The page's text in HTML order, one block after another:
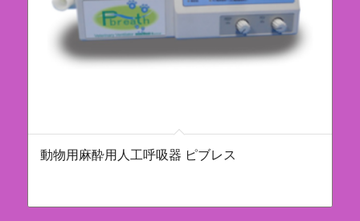
動物用麻酔用人工呼吸器 ピブレス